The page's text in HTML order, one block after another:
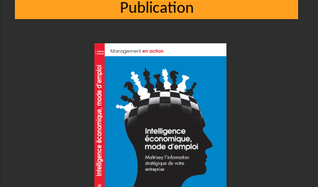
Publication